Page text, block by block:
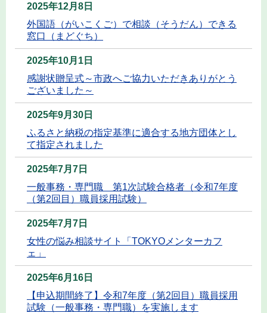
2025年12月8日
外国語（がいこくご）で相談（そうだん）できる
窓口（まどぐち）
2025年10月1日
感謝状贈呈式～市政へご協力いただきありがとう
ございました～
2025年9月30日
ふるさと納税の指定基準に適合する地方団体とし
て指定されました
2025年7月7日
一般事務・専門職 第1次試験合格者（令和7年度
（第2回目）職員採用試験）
2025年7月7日
女性の悩み相談サイト「TOKYOメンターカフ
ェ」
2025年6月16日
【申込期間終了】令和7年度（第2回目）職員採用
試験（一般事務・専門職）を実施します